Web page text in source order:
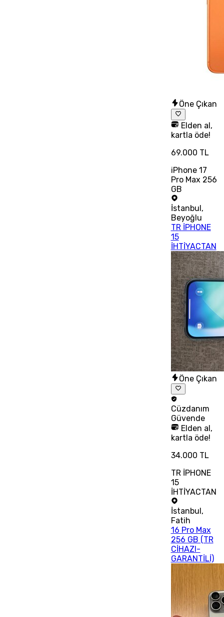
Öne Çıkan
Elden al,
kartla öde!
69.000 TL
iPhone 17
Pro Max 256
GB
İstanbul,
Beyoğlu
TR İPHONE
15
İHTİYACTAN
Öne Çıkan
Cüzdanım
Güvende
Elden al,
kartla öde!
34.000 TL
TR İPHONE
15
İHTİYACTAN
İstanbul,
Fatih
16 Pro Max
256 GB (TR
CİHAZI-
GARANTİLİ)